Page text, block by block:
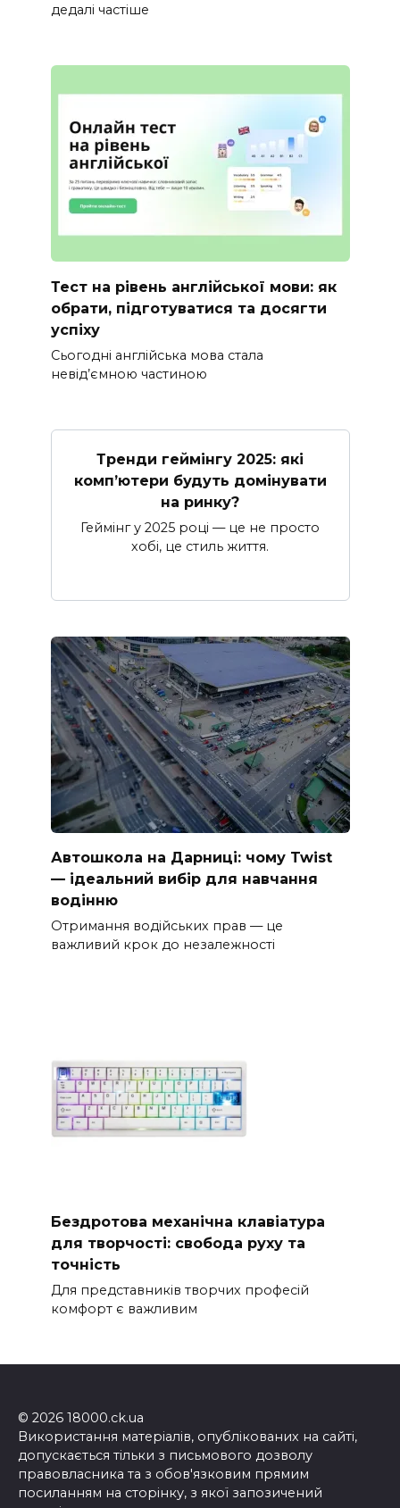
дедалі частіше
Тест на рівень англійської мови: як
обрати, підготуватися та досягти
успіху
Сьогодні англійська мова стала
невід’ємною частиною
Тренди геймінгу 2025: які
комп’ютери будуть домінувати
на ринку?
Геймінг у 2025 році — це не просто
хобі, це стиль життя.
Автошкола на Дарниці: чому Twist
— ідеальний вибір для навчання
водінню
Отримання водійських прав — це
важливий крок до незалежності
Бездротова механічна клавіатура
для творчості: свобода руху та
точність
Для представників творчих професій
комфорт є важливим
© 2026 18000.ck.ua
Використання матеріалів, опублікованих на сайті,
допускається тільки з письмового дозволу
правовласника та з обов'язковим прямим
посиланням на сторінку, з якої запозичений